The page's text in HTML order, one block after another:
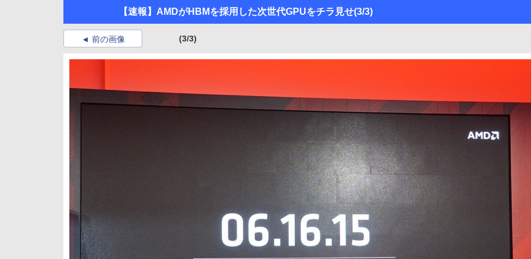
【速報】AMDがHBMを採用した次世代GPUをチラ見せ(3/3)
前の画像 (3/3)